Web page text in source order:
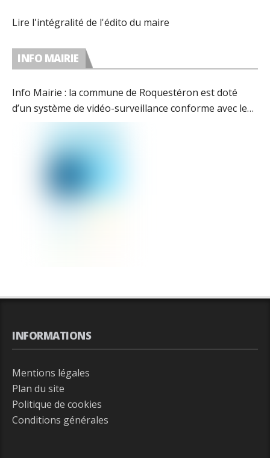
Lire l'intégralité de l'édito du maire
INFO MAIRIE
Info Mairie : la commune de Roquestéron est doté
d’un système de vidéo-surveillance conforme avec les
préconisations de la CNIL.
INFORMATIONS
Mentions légales
Plan du site
Politique de cookies
Conditions générales